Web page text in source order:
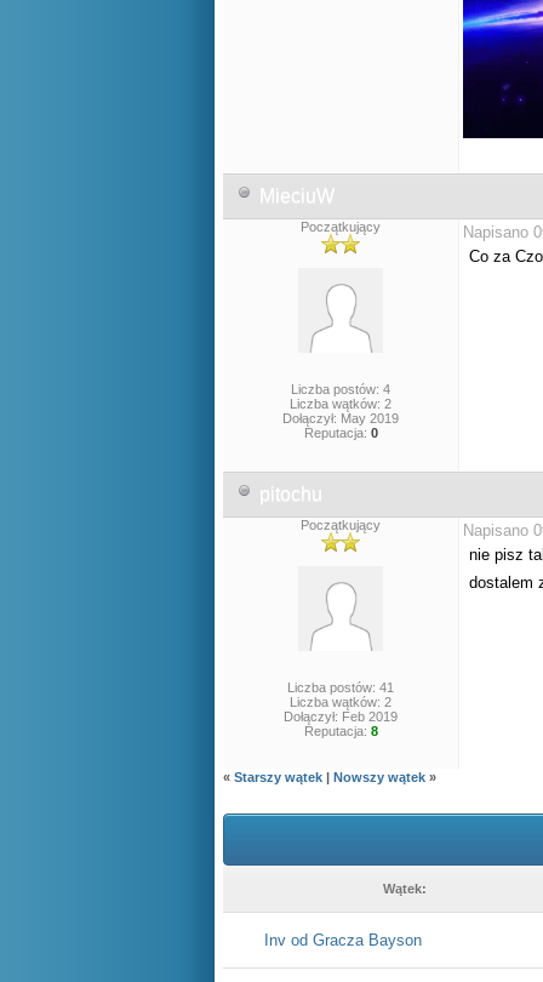
MieciuW
Początkujący
Liczba postów: 4
Liczba wątków: 2
Dołączył: May 2019
Reputacja: 0
Napisano
Co za
pitochu
Początkujący
Liczba postów: 41
Liczba wątków: 2
Dołączył: Feb 2019
Reputacja: 8
Napisano
nie pisz
dostalem
« Starszy wątek | Nowszy wątek »
Wątek:
Inv od Gracza Bayson